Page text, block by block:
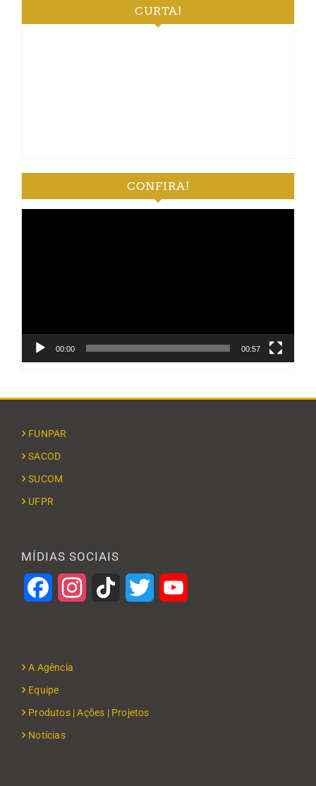
CURTA!
CONFIRA!
00:00 00:57
FUNPAR
SACOD
SUCOM
UFPR
MÍDIAS SOCIAIS
FacebookInstagramTikTok Twitter
A Agência
Equipe
Produtos | Ações | Projetos
Notícias